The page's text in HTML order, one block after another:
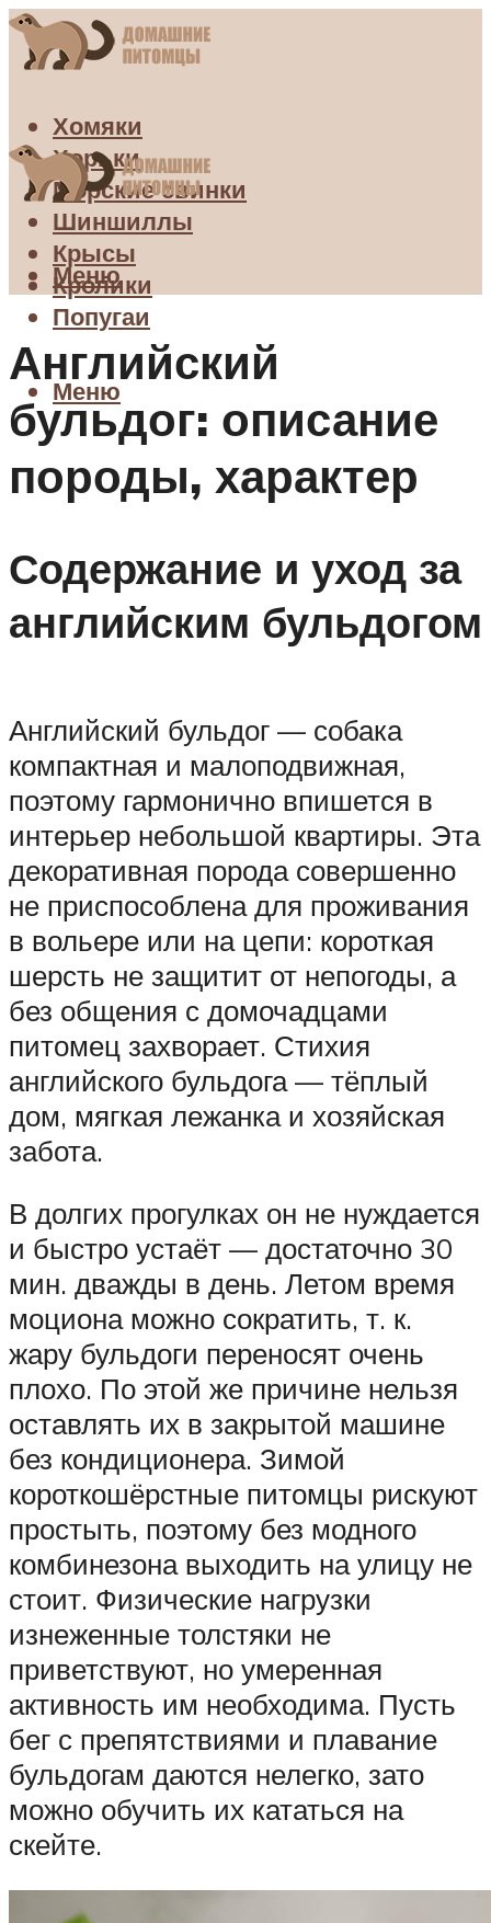
Хомяки
Хорьки
Морские свинки
Шиншиллы
Крысы
Кролики
Попугаи
Меню
Меню
Английский
бульдог: описание
породы, характер
Содержание и уход за
английским бульдогом
Английский бульдог — собака
компактная и малоподвижная,
поэтому гармонично впишется в
интерьер небольшой квартиры. Эта
декоративная порода совершенно
не приспособлена для проживания
в вольере или на цепи: короткая
шерсть не защитит от непогоды, а
без общения с домочадцами
питомец захворает. Стихия
английского бульдога — тёплый
дом, мягкая лежанка и хозяйская
забота.
В долгих прогулках он не нуждается
и быстро устаёт — достаточно 30
мин. дважды в день. Летом время
моциона можно сократить, т. к.
жару бульдоги переносят очень
плохо. По этой же причине нельзя
оставлять их в закрытой машине
без кондиционера. Зимой
короткошёрстные питомцы рискуют
простыть, поэтому без модного
комбинезона выходить на улицу не
стоит. Физические нагрузки
изнеженные толстяки не
приветствуют, но умеренная
активность им необходима. Пусть
бег с препятствиями и плавание
бульдогам даются нелегко, зато
можно обучить их кататься на
скейте.